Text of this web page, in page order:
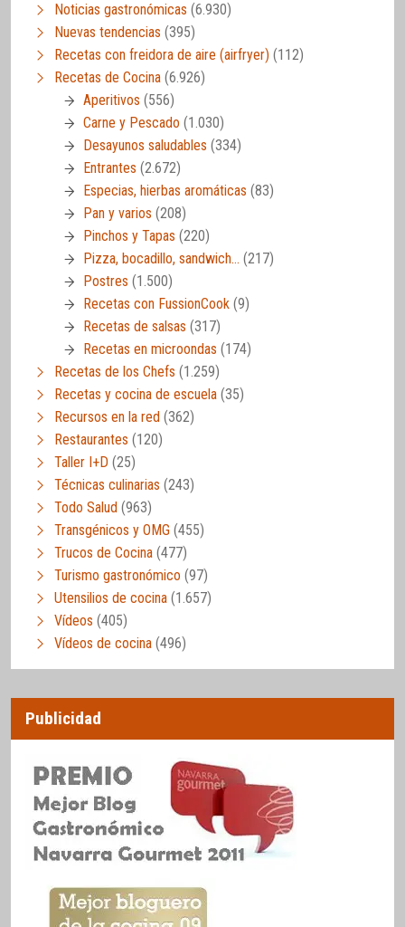
Noticias gastronómicas (6.930)
Nuevas tendencias (395)
Recetas con freidora de aire (airfryer) (112)
Recetas de Cocina (6.926)
Aperitivos (556)
Carne y Pescado (1.030)
Desayunos saludables (334)
Entrantes (2.672)
Especias, hierbas aromáticas (83)
Pan y varios (208)
Pinchos y Tapas (220)
Pizza, bocadillo, sandwich… (217)
Postres (1.500)
Recetas con FussionCook (9)
Recetas de salsas (317)
Recetas en microondas (174)
Recetas de los Chefs (1.259)
Recetas y cocina de escuela (35)
Recursos en la red (362)
Restaurantes (120)
Taller I+D (25)
Técnicas culinarias (243)
Todo Salud (963)
Transgénicos y OMG (455)
Trucos de Cocina (477)
Turismo gastronómico (97)
Utensilios de cocina (1.657)
Vídeos (405)
Vídeos de cocina (496)
Publicidad